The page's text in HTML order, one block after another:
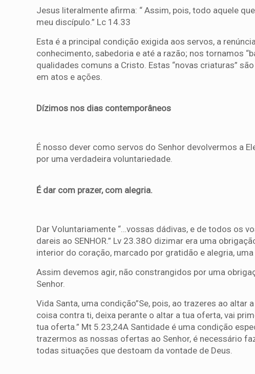
Jesus literalmente afirma: “ Assim, pois, todo aquele
meu discípulo.” Lc 14.33
Esta é a principal condição exigida aos servos, a
conhecimento, sabedoria e até a razão; nos tornamos
qualidades comuns a Cristo. Estas “novas criaturas”
em atos e ações.
Dízimos nos dias contemporâneos
É nosso dever como servos do Senhor devolvermos a
por uma verdadeira voluntariedade.
É dar com prazer, com alegria.
Dar Voluntariamente “…vossas dádivas, e de todos os
dareis ao SENHOR.” Lv 23.38O dizimar era uma
interior do coração, marcado por gratidão e alegria,
Assim devemos agir, não constrangidos por uma
Senhor.
Vida Santa, uma condição”Se, pois, ao trazeres ao
coisa contra ti, deixa perante o altar a tua oferta, vai
tua oferta.” Mt 5.23,24A Santidade é uma condição
trazermos as nossas ofertas ao Senhor, é necessário
todas situações que destoam da vontade de Deus.